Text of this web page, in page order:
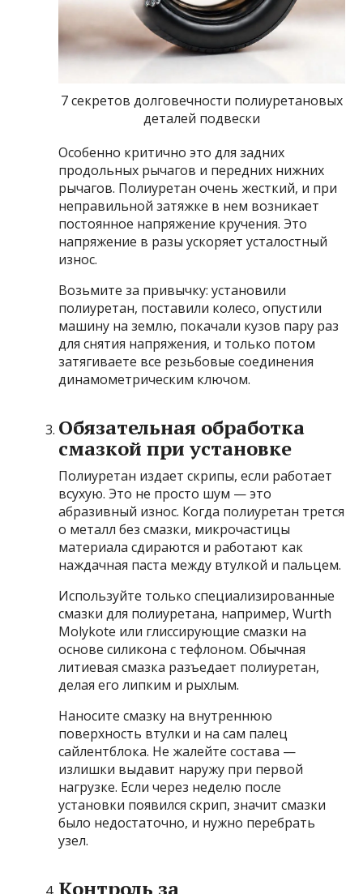
7 секретов долговечности полиуретановых
деталей подвески
Особенно критично это для задних
продольных рычагов и передних нижних
рычагов. Полиуретан очень жесткий, и при
неправильной затяжке в нем возникает
постоянное напряжение кручения. Это
напряжение в разы ускоряет усталостный
износ.
Возьмите за привычку: установили
полиуретан, поставили колесо, опустили
машину на землю, покачали кузов пару раз
для снятия напряжения, и только потом
затягиваете все резьбовые соединения
динамометрическим ключом.
Обязательная обработка
смазкой при установке
Полиуретан издает скрипы, если работает
всухую. Это не просто шум — это
абразивный износ. Когда полиуретан трется
о металл без смазки, микрочастицы
материала сдираются и работают как
наждачная паста между втулкой и пальцем.
Используйте только специализированные
смазки для полиуретана, например, Wurth
Molykote или глиссирующие смазки на
основе силикона с тефлоном. Обычная
литиевая смазка разъедает полиуретан,
делая его липким и рыхлым.
Наносите смазку на внутреннюю
поверхность втулки и на сам палец
сайлентблока. Не жалейте состава —
излишки выдавит наружу при первой
нагрузке. Если через неделю после
установки появился скрип, значит смазки
было недостаточно, и нужно перебрать
узел.
Контроль за